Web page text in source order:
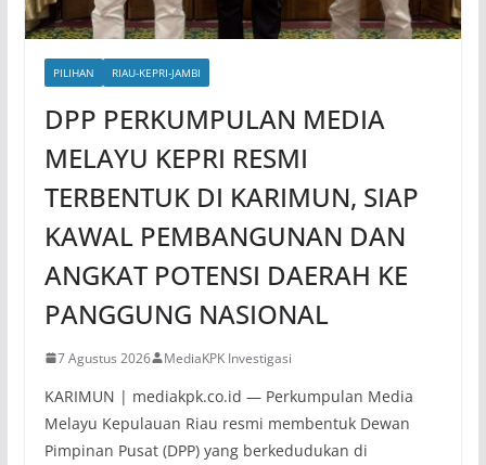
PILIHAN RIAU-KEPRI-JAMBI
DPP PERKUMPULAN MEDIA
MELAYU KEPRI RESMI
TERBENTUK DI KARIMUN, SIAP
KAWAL PEMBANGUNAN DAN
ANGKAT POTENSI DAERAH KE
PANGGUNG NASIONAL
7 Agustus 2026 MediaKPK Investigasi
KARIMUN | mediakpk.co.id — Perkumpulan Media
Melayu Kepulauan Riau resmi membentuk Dewan
Pimpinan Pusat (DPP) yang berkedudukan di